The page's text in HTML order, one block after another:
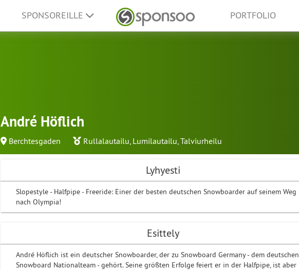
SPONSOREILLE PORTFOLIO
André Höflich
Berchtesgaden Rullalautailu, Lumilautailu,Talviurheilu
Lyhyesti
Slopestyle - Halfpipe - Freeride: Einer der besten deutschen Snowboarder auf seinem Weg
nach Olympia!
Esittely
André Höflich ist ein deutscher Snowboarder, der zu Snowboard Germany - dem deutschen
Snowboard Nationalteam - gehört. Seine größten Erfolge feiert er in der Halfpipe, ist aber